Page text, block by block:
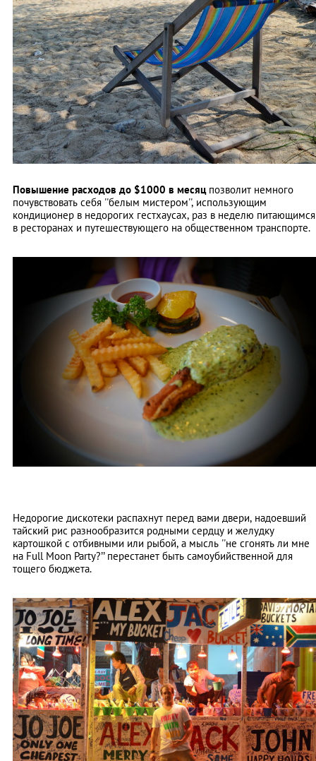
Повышение расходов до $1000 в месяцпозволит немного
почувствовать себя ''белым мистером'', использующим
кондиционер в недорогих гестхаусах, раз в неделю питающимся
в ресторанах и путешествующего на общественном транспорте.
Недорогие дискотеки распахнут перед вами двери, надоевший
тайский рис разнообразится родными сердцу и желудку
картошкой с отбивными или рыбой, а мысль ''не сгонять ли мне
на Full Moon Party?’’ перестанет быть самоубийственной для
тощего бюджета.